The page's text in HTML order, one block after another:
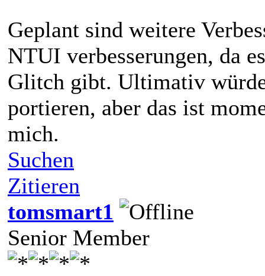
Geplant sind weitere
NTUI verbesserungen, da
Glitch gibt. Ultimativ
portieren, aber das ist
mich.
Suchen
Zitieren
tomsmart1
Senior Member